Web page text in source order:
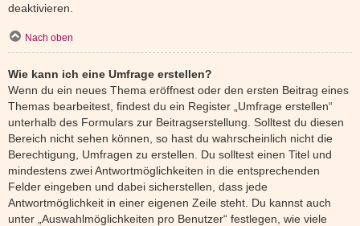
deaktivieren.
Nach oben
Wie kann ich eine Umfrage erstellen?
Wenn du ein neues Thema eröffnest oder den ersten Beitrag eines
Themas bearbeitest, findest du ein Register „Umfrage erstellen“
unterhalb des Formulars zur Beitragserstellung. Solltest du diesen
Bereich nicht sehen können, so hast du wahrscheinlich nicht die
Berechtigung, Umfragen zu erstellen. Du solltest einen Titel und
mindestens zwei Antwortmöglichkeiten in die entsprechenden
Felder eingeben und dabei sicherstellen, dass jede
Antwortmöglichkeit in einer eigenen Zeile steht. Du kannst auch
unter „Auswahlmöglichkeiten pro Benutzer“ festlegen, wie viele